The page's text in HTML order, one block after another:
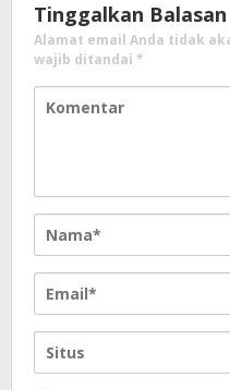
Tinggalkan Balasan
Alamat email Anda tidak
wajib ditandai *